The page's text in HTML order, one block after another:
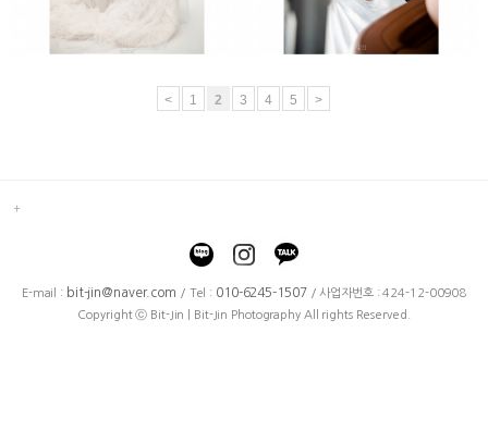
< 1 2 3 4 5 >
E-mail : bit-jin@naver.com / Tel : 010-6245-1507 / 사업자번호 : 424-12-00908
Copyright ⓒ Bit-Jin | Bit-Jin Photography All rights Reserved.